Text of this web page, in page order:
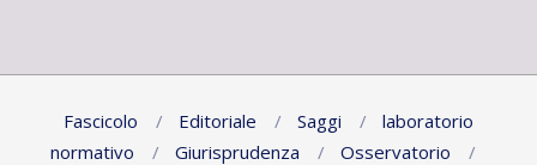
Fascicolo Editoriale Saggi
laboratorio
normativo
Giurisprudenza
Osservatorio